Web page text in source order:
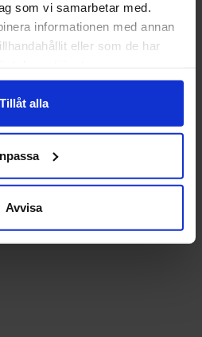
som vi samarbetar med.
informationen med annan
eller som de har
Tillåt alla
Avvisa